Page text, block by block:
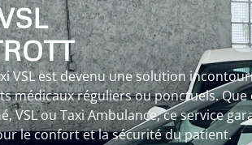
VSL est devenu une solution
médicaux réguliers ou ponctuels. Que
VSL ou Taxi Ambulance, ce service
le confort et la sécurité du patient.